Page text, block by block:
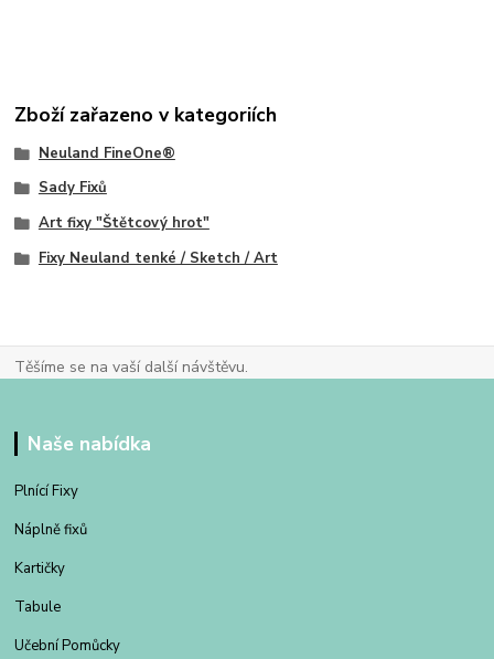
Zboží zařazeno v kategoriích
Neuland FineOne®
Sady Fixů
Art fixy "Štětcový hrot"
Fixy Neuland tenké / Sketch / Art
Těšíme se na vaší další návštěvu.
Naše nabídka
Plnící Fixy
Náplně fixů
Kartičky
Tabule
Učební Pomůcky